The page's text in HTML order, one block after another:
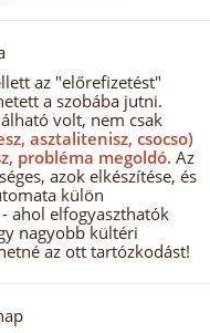
az "előrefizetést"
a szobába jutni.
volt, nem csak
asztalitenisz, csocso)
probléma megoldó. Az
azok elkészítése, és
külön
ahol elfogyaszthatók
nagyobb kültéri
az ott tartózkodást!